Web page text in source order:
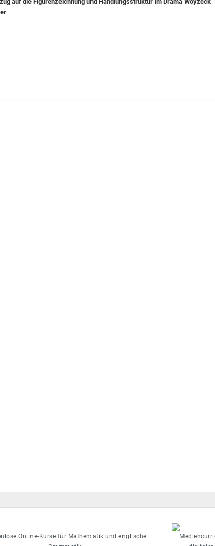
Online-Kurse für Mathematik und englische